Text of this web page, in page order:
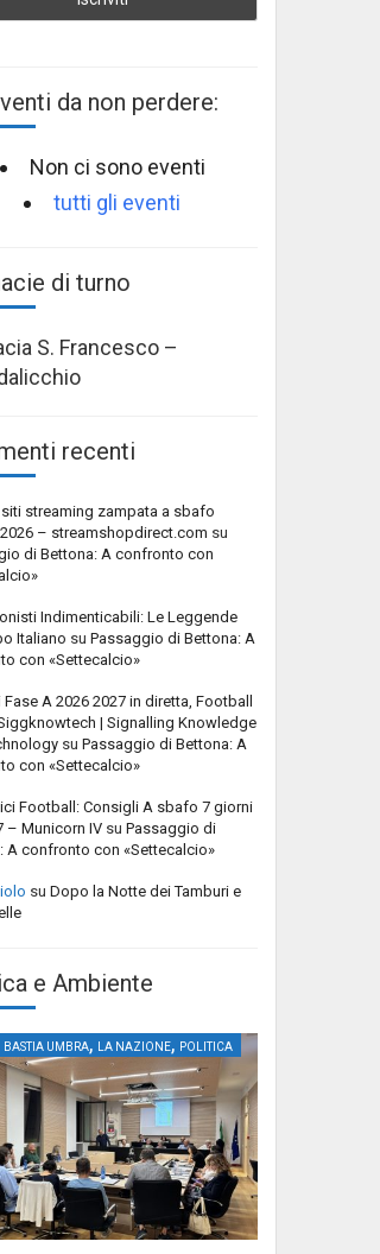
da non perdere:
Non ci sono eventi
tutti gli eventi
di turno
S. Francesco –
recenti
streaming zampata a sbafo
– streamshopdirect.com su
di Bettona: A confronto con
Indimenticabili: Le Leggende
Italiano su Passaggio di Bettona: A
con «Settecalcio»
A 2026 2027 in diretta, Football
| Signalling Knowledge
su Passaggio di Bettona: A
con «Settecalcio»
Football: Consigli A sbafo 7 giorni
– Municorn IV su Passaggio di
A confronto con «Settecalcio»
su Dopo la Notte dei Tamburi e
e Ambiente
BASTIA UMBRA, LA NAZIONE, POLITICA